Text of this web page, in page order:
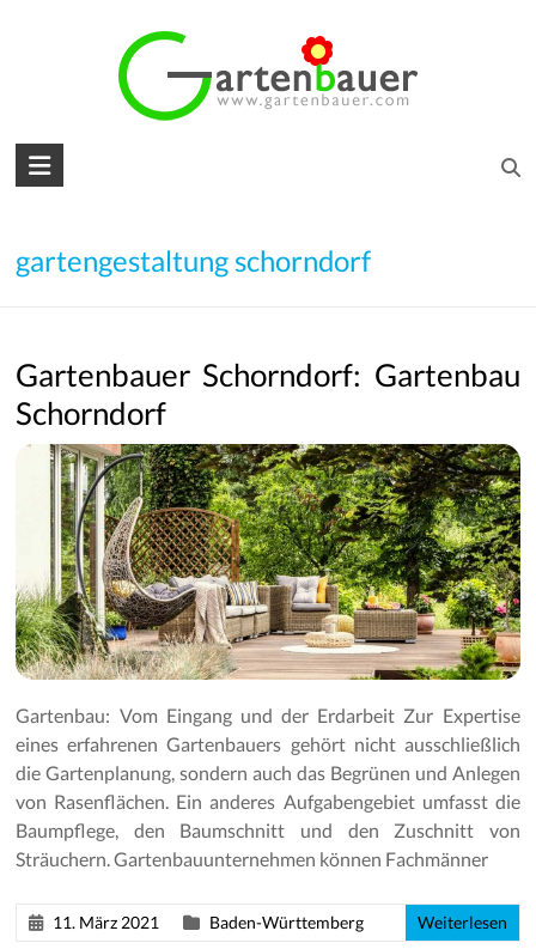
den
Träume
Gartengestaltung
–
Gartenbau
–
Gartenpflege
gartengestaltung schorndorf
Gartenbauer Schorndorf: Gartenbau
Schorndorf
Gartenbau: Vom Eingang und der Erdarbeit Zur Expertise
eines erfahrenen Gartenbauers gehört nicht ausschließlich
die Gartenplanung, sondern auch das Begrünen und Anlegen
von Rasenflächen. Ein anderes Aufgabengebiet umfasst die
Baumpflege, den Baumschnitt und den Zuschnitt von
Sträuchern. Gartenbauunternehmen können Fachmänner
11. März 2021 Baden-Württemberg Weiterlesen